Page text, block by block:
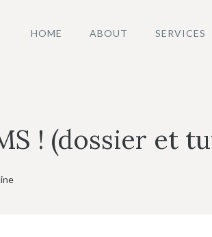
HOME ABOUT SERVICES
! (dossier et